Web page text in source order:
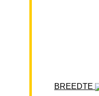
BREEDTE